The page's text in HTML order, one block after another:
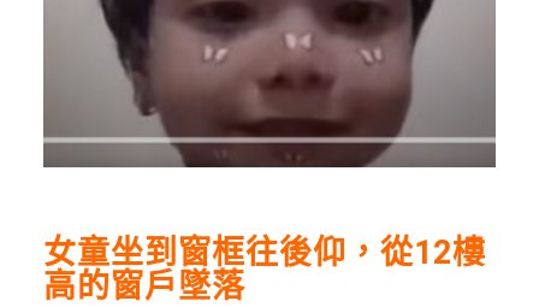
女童坐到窗框往後仰，從12樓
高的窗戶墜落